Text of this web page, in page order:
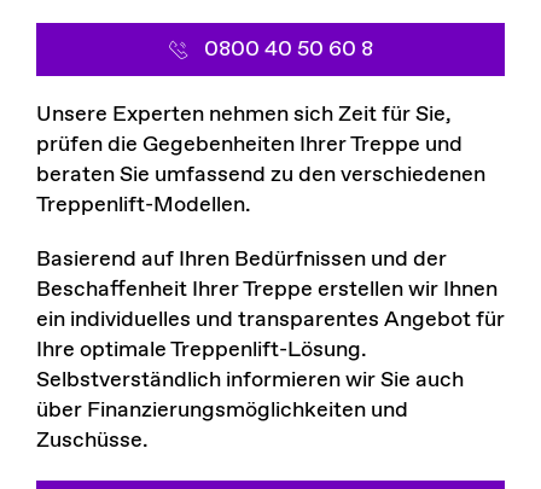
0800 40 50 60 8
Unsere Experten nehmen sich Zeit für Sie,
prüfen die Gegebenheiten Ihrer Treppe und
beraten Sie umfassend zu den verschiedenen
Treppenlift-Modellen.
Basierend auf Ihren Bedürfnissen und der
Beschaffenheit Ihrer Treppe erstellen wir Ihnen
ein individuelles und transparentes Angebot für
Ihre optimale Treppenlift-Lösung.
Selbstverständlich informieren wir Sie auch
über Finanzierungsmöglichkeiten und
Zuschüsse.